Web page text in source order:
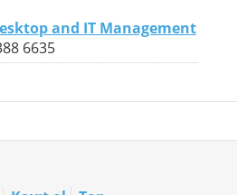
and IT Management
6635